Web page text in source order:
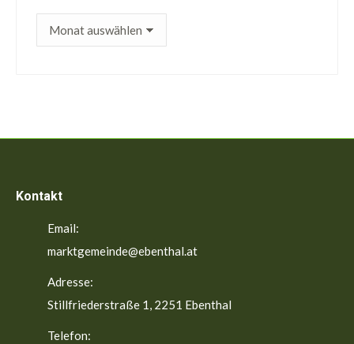
ältere
Kontakt
Email:
marktgemeinde@ebenthal.at
Adresse:
Stillfriederstraße 1, 2251 Ebenthal
Telefon: